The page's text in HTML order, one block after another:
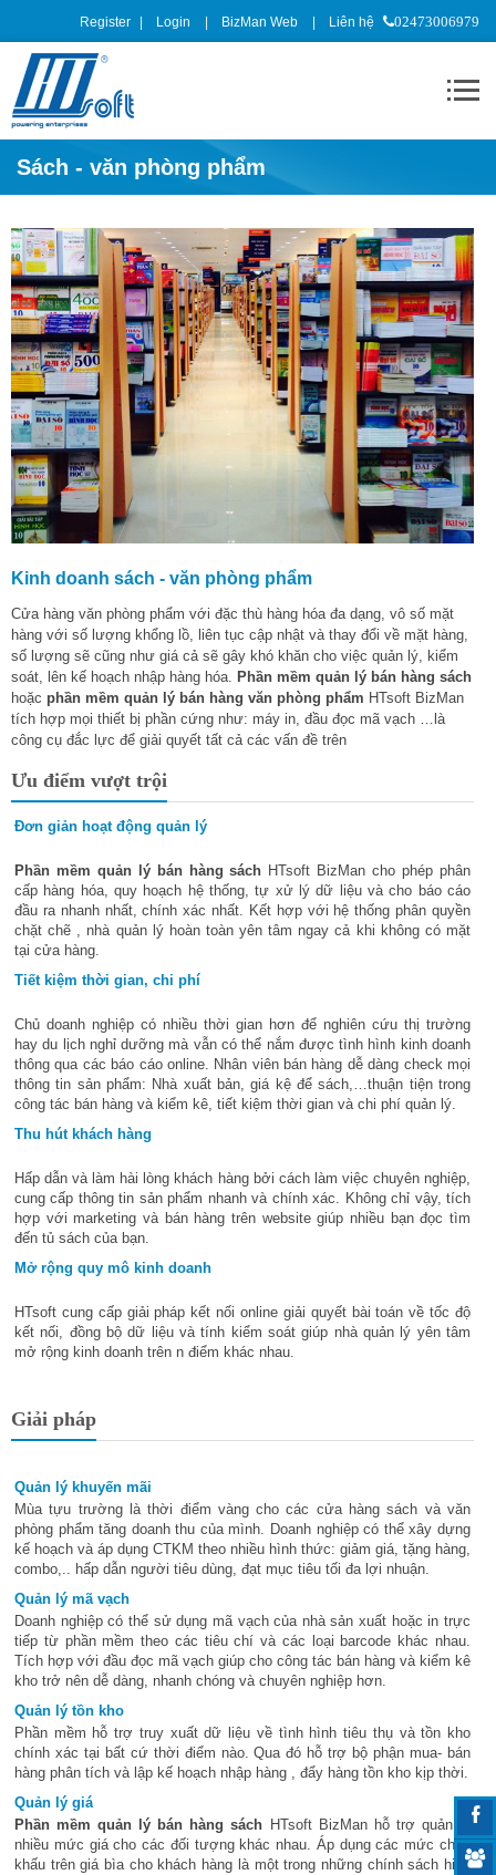
Register Login BizMan Web Liên hệ 02473006979
Sách - văn phòng phẩm
Kinh doanh sách - văn phòng phẩm
Cửa hàng văn phòng phẩm với đặc thù hàng hóa đa dạng, vô số mặt
hàng với số lượng khổng lồ, liên tục cập nhật và thay đổi về mặt hàng,
số lượng sẽ cũng như giá cả sẽ gây khó khăn cho việc quản lý, kiểm
soát, lên kế hoạch nhập hàng hóa. Phần mềm quản lý bán hàng sách
hoặc phần mềm quản lý bán hàng văn phòng phẩm HTsoft BizMan
tích hợp mọi thiết bị phần cứng như: máy in, đầu đọc mã vạch …là
công cụ đắc lực để giải quyết tất cả các vấn đề trên
Ưu điểm vượt trội
Đơn giản hoạt động quản lý
Phần mềm quản lý bán hàng sách HTsoft BizMan cho phép phân
cấp hàng hóa, quy hoạch hệ thống, tự xử lý dữ liệu và cho báo cáo
đầu ra nhanh nhất, chính xác nhất. Kết hợp với hệ thống phân quyền
chặt chẽ , nhà quản lý hoàn toàn yên tâm ngay cả khi không có mặt
tại cửa hàng.
Tiết kiệm thời gian, chi phí
Chủ doanh nghiệp có nhiều thời gian hơn để nghiên cứu thị trường
hay du lịch nghỉ dưỡng mà vẫn có thể nắm được tình hình kinh doanh
thông qua các báo cáo online. Nhân viên bán hàng dễ dàng check mọi
thông tin sản phẩm: Nhà xuất bản, giá kệ để sách,…thuận tiện trong
công tác bán hàng và kiểm kê, tiết kiệm thời gian và chi phí quản lý.
Thu hút khách hàng
Hấp dẫn và làm hài lòng khách hàng bởi cách làm việc chuyên nghiệp,
cung cấp thông tin sản phẩm nhanh và chính xác. Không chỉ vậy, tích
hợp với marketing và bán hàng trên website giúp nhiều bạn đọc tìm
đến tủ sách của bạn.
Mở rộng quy mô kinh doanh
HTsoft cung cấp giải pháp kết nối online giải quyết bài toán về tốc độ
kết nối, đồng bộ dữ liệu và tính kiểm soát giúp nhà quản lý yên tâm
mở rộng kinh doanh trên n điểm khác nhau.
Giải pháp
Quản lý khuyến mãi
Mùa tựu trường là thời điểm vàng cho các cửa hàng sách và văn
phòng phẩm tăng doanh thu của mình. Doanh nghiệp có thể xây dựng
kế hoạch và áp dụng CTKM theo nhiều hình thức: giảm giá, tặng hàng,
combo,.. hấp dẫn người tiêu dùng, đạt mục tiêu tối đa lợi nhuận.
Quản lý mã vạch
Doanh nghiệp có thể sử dụng mã vạch của nhà sản xuất hoặc in trực
tiếp từ phần mềm theo các tiêu chí và các loại barcode khác nhau.
Tích hợp với đầu đọc mã vạch giúp cho công tác bán hàng và kiểm kê
kho trở nên dễ dàng, nhanh chóng và chuyên nghiệp hơn.
Quản lý tồn kho
Phần mềm hỗ trợ truy xuất dữ liệu về tình hình tiêu thụ và tồn kho
chính xác tại bất cứ thời điểm nào. Qua đó hỗ trợ bộ phận mua- bán
hàng phân tích và lập kế hoạch nhập hàng , đẩy hàng tồn kho kịp thời.
Quản lý giá
Phần mềm quản lý bán hàng sách HTsoft BizMan hỗ trợ quản lý
nhiều mức giá cho các đối tượng khác nhau. Áp dụng các mức chiết
khấu trên giá bìa cho khách hàng là một trong những chính sách hiệu